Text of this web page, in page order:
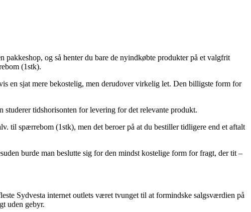
og så henter du bare de nyindkøbte produkter på et valgfrit
(1stk).
en sjat mere bekostelig, men derudover virkelig let. Den billigste form for
tidshorisonten for levering for det relevante produkt.
til spærrebom (1stk), men det beroer på at du bestiller tidligere end et aftalt
burde man beslutte sig for den mindst kostelige form for fragt, der tit –
Sydvesta internet outlets været tvunget til at formindske salgsværdien på
uden gebyr.